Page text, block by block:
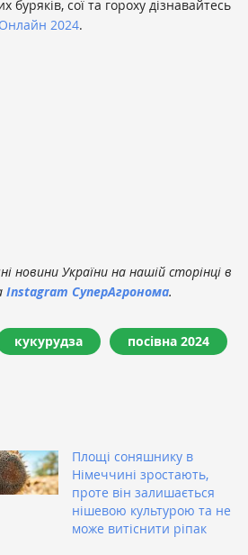
буряків, сої та гороху дізнавайтесь
2024.
новини України на нашій сторінці в
Instagram СуперАгронома.
кукурудза посівна 2024
Площі соняшнику в
Німеччині зростають,
проте він залишається
нішевою культурою та не
може витіснити ріпак